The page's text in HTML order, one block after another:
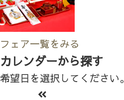
フェア一覧をみる
カレンダーから探す
希望日を選択してください。